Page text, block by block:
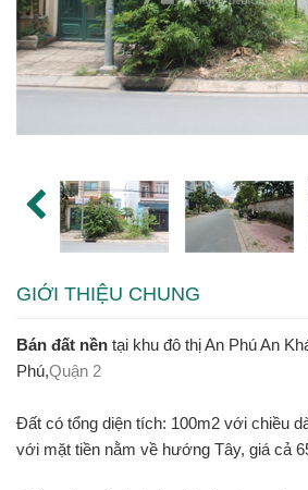
GIỚI THIỆU CHUNG
Bán đất nền tại khu đô thị An Phú An
Phú,Quận 2
Đất có tổng diện tích: 100m2 với chiều
với mặt tiền nằm về hướng Tây, giá cả